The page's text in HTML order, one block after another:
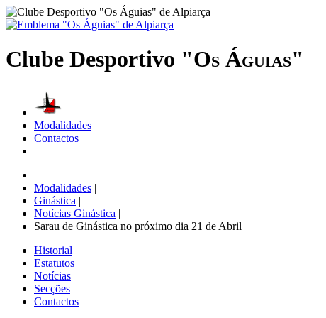
Clube Desportivo "Os Águias"
Modalidades
Contactos
Modalidades |
Ginástica |
Notícias Ginástica |
Sarau de Ginástica no próximo dia 21 de Abril
Historial
Estatutos
Notícias
Secções
Contactos